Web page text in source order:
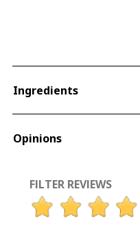
Ingredients
Opinions
FILTER REVIEWS